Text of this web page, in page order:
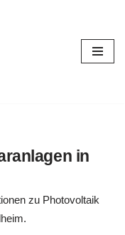
in
zu Photovoltaik